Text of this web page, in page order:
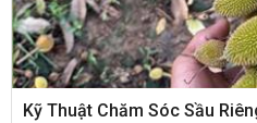
Kỹ Thuật Chăm Sóc Sầu